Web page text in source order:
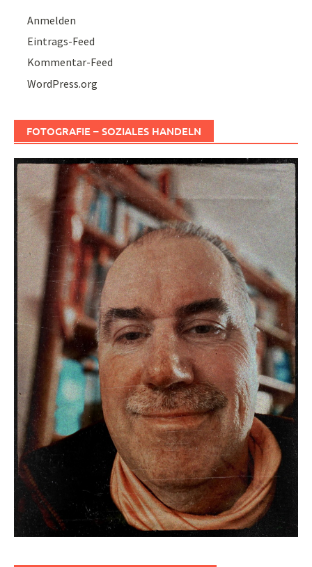
Anmelden
Eintrags-Feed
Kommentar-Feed
WordPress.org
FOTOGRAFIE – SOZIALES HANDELN